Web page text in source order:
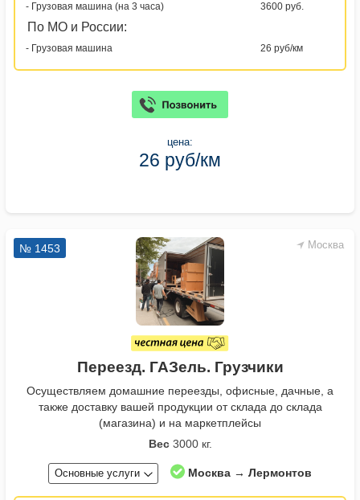
- Грузовая машина (на 3 часа) 3600 руб.
По МО и России:
- Грузовая машина 26 руб/км
цена:
26 руб/км
Москва
№ 1453
Переезд. ГАЗель. Грузчики
Осуществляем домашние переезды, офисные, дачные, а
также доставку вашей продукции от склада до склада
(магазина) и на маркетплейсы
Вес3000 кг.
Основные услуги Москва → Лермонтов